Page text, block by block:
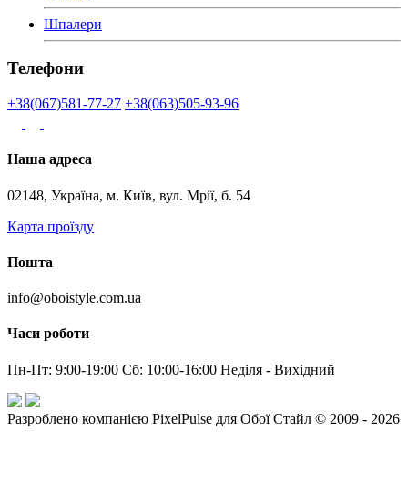
Шпалери
Телефони
+38(067)581-77-27 +38(063)505-93-96
Наша адреса
02148, Україна, м. Київ, вул. Мрії, б. 54
Карта проїзду
Пошта
info@oboistyle.com.ua
Часи роботи
Пн-Пт: 9:00-19:00 Сб: 10:00-16:00 Неділя - Вихідний
Разроблено компанією PixelPulse для Обої Стайл © 2009 - 2026